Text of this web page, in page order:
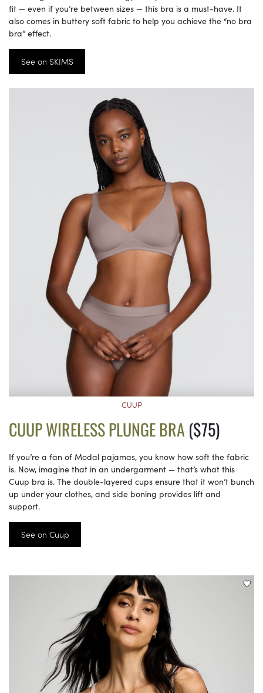
fit — even if you’re between sizes — this bra is a must-have. It
also comes in buttery soft fabric to help you achieve the “no bra
bra” effect.
See on SKIMS
CUUP
CUUP WIRELESS PLUNGE BRA ($75)
If you’re a fan of Modal pajamas, you know how soft the fabric
is. Now, imagine that in an undergarment — that’s what this
Cuup bra is. The double-layered cups ensure that it won’t bunch
up under your clothes, and side boning provides lift and
support.
See on Cuup